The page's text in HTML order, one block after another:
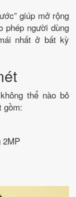
giúp mở rộng
phép người dùng
nhất ở bất kỳ
thể nào bỏ
gồm:
2MP